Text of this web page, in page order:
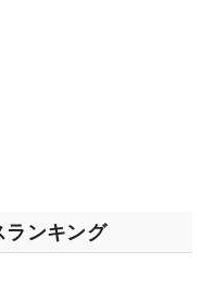
ランキング